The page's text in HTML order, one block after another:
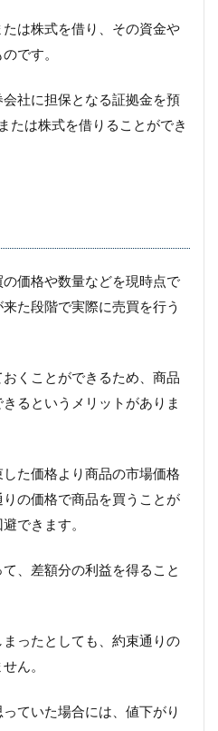
は株式を借り、その資金や
です。
社に担保となる証拠金を預
または株式を借りることができ
価格や数量などを現時点で
た段階で実際に売買を行う
くことができるため、商品
るというメリットがありま
た価格より商品の市場価格
の価格で商品を買うことが
できます。
、差額分の利益を得ること
ったとしても、約束通りの
ん。
ていた場合には、値下がり